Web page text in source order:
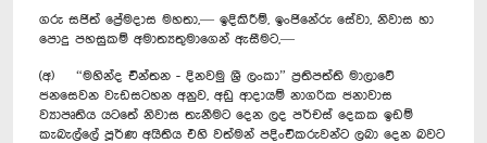
ගරු සජිත් ප්‍රේමදාස මහතා,— ඉදිකිරීම්, ඉංජිනේරු සේවා, නිවාස හා
පොදු පහසුකම් අමාත්‍යතුමාගෙන් ඇසීමට,—
(අ) “මහින්ද චින්තන - දිනවමු ශ්‍රී ලංකා” ප්‍රතිපත්ති මාලාවේ
ජනසෙවන වැඩසටහන අනුව, අඩු ආදායම් නාගරික ජනාවාස
ව්‍යාපෘතිය යටතේ නිවාස තැනීමට දෙන ලද පර්චස් දෙකක ඉඩම්
කැබැල්ලේ පූර්ණ අයිතිය එහි වත්මන් පදිංචිකරුවන්ට ලබා දෙන බවට